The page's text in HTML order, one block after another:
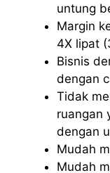
untung
Margin
4X lipat
Bisnis
dengan
Tidak
ruangan
dengan
Mudah
Mudah